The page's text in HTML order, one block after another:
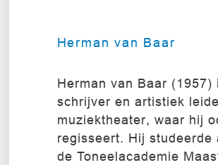
Herman van Baar
Herman van Baar
schrijver en artistiek
muziektheater, waar hij
regisseert. Hij
de Toneelacademie